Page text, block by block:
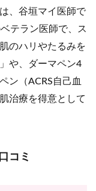
、谷垣マイ医師で
テラン医師で、ス
のハリやたるみを
や、ダーマペン4
ン（ACRS自己血
治療を得意として
コミ